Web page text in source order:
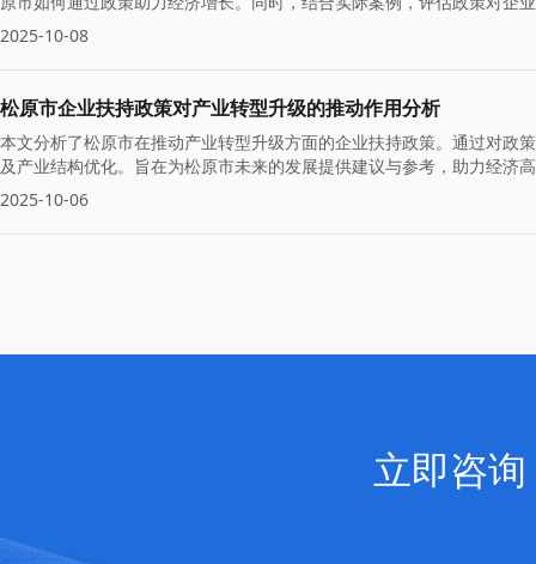
2025-10-08
松原市企业扶持政策对产业转型升级的推动作用分析
本文分析了松原市在推动产业转型升级方面的企业扶持政策。通过对政
及产业结构优化。旨在为松原市未来的发展提供建议与参考，助力经济
2025-10-06
立即咨